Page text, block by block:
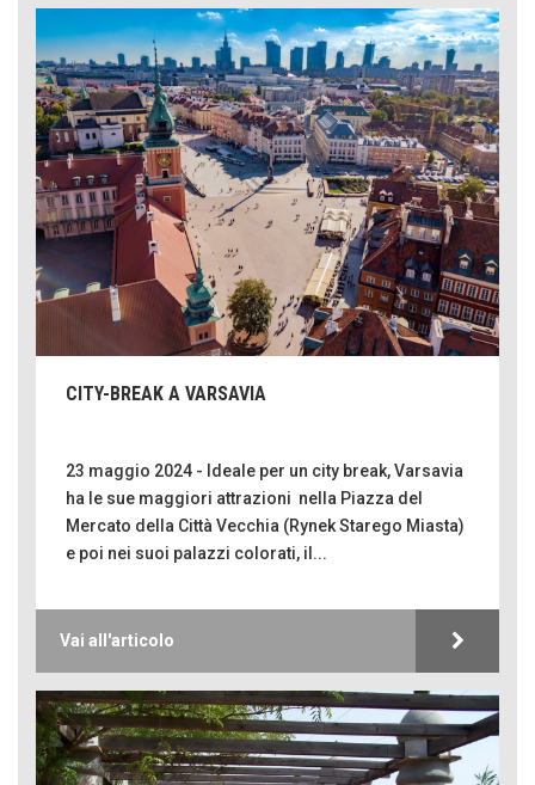
CITY-BREAK A VARSAVIA
23 maggio 2024 - Ideale per un city break, Varsavia
ha le sue maggiori attrazioni nella Piazza del
Mercato della Città Vecchia (Rynek Starego Miasta)
e poi nei suoi palazzi colorati, il...
Vai all'articolo